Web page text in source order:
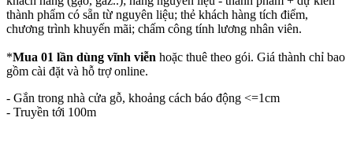
thành phẩm có sẵn từ nguyên liệu; thẻ khách hàng tích điểm,
chương trình khuyến mãi; chấm công tính lương nhân viên.
*Mua 01 lần dùng vĩnh viễn hoặc thuê theo gói. Giá thành chỉ bao
gồm cài đặt và hỗ trợ online.
- Gắn trong nhà cửa gỗ, khoảng cách báo động <=1cm
- Truyền tới 100m